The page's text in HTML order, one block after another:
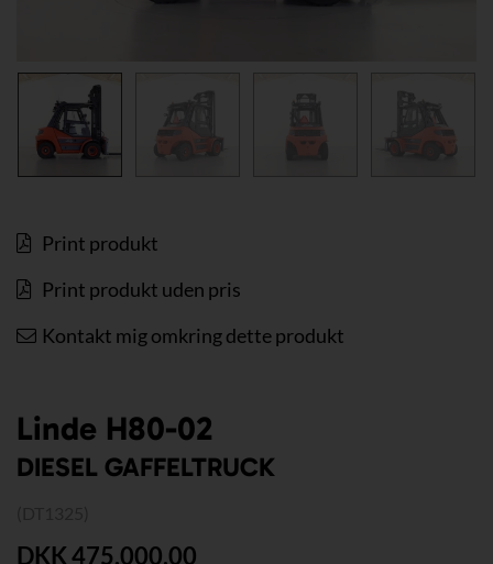
Print produkt
Print produkt uden pris
Kontakt mig omkring dette produkt
Linde H80-02
DIESEL GAFFELTRUCK
DKK 475.000,00